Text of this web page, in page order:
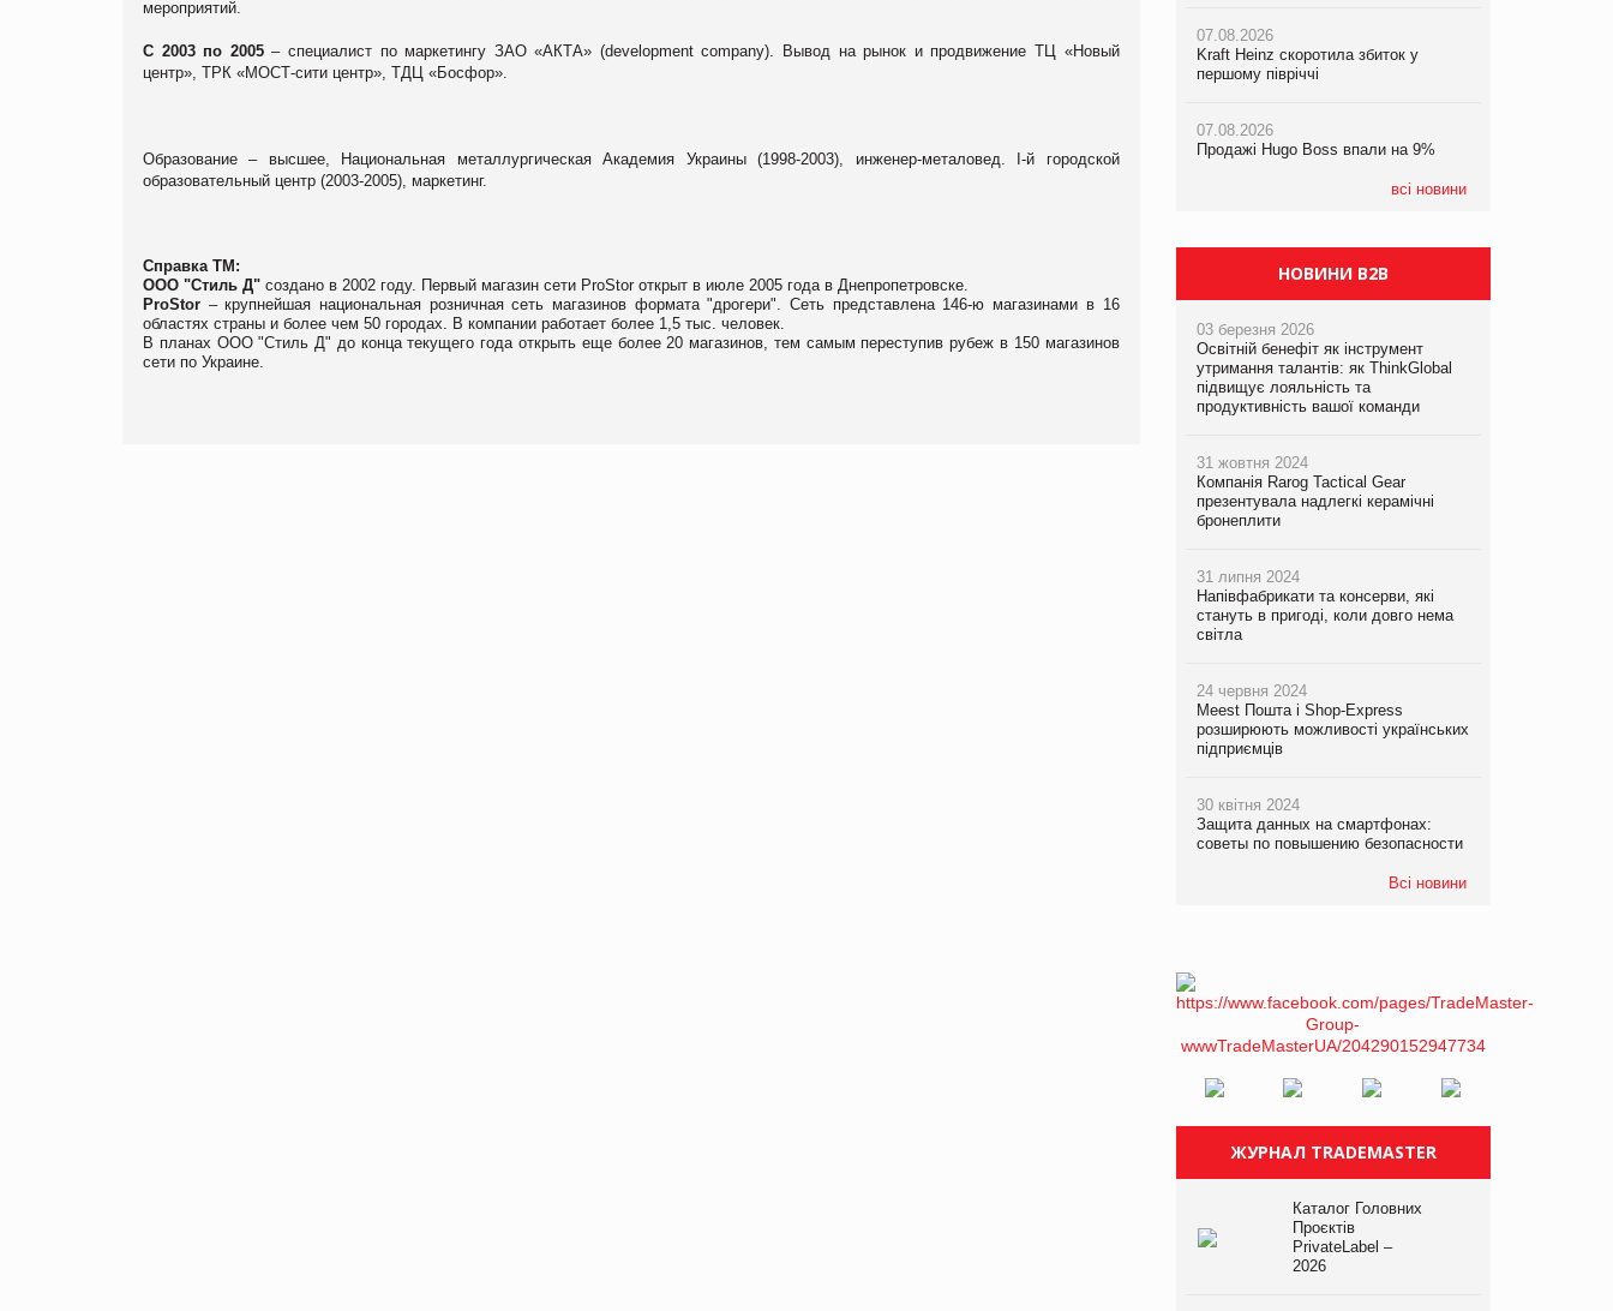
мероприятий.
С 2003 по 2005– специалист по маркетингу ЗАО «АКТА» (development company). Вывод на рынок и продвижение ТЦ «Новый
центр», ТРК «МОСТ-сити центр», ТДЦ «Босфор».
Образование – высшее, Национальная металлургическая Академия Украины (1998-2003), инженер-металовед. І-й городской
образовательный центр (2003-2005), маркетинг.
Справка ТМ:
ООО "Стиль Д" создано в 2002 году. Первый магазин сети ProStor открыт в июле 2005 года в Днепропетровске.
ProStor – крупнейшая национальная розничная сеть магазинов формата "дрогери". Сеть представлена 146-ю магазинами в 16
областях страны и более чем 50 городах. В компании работает более 1,5 тыс. человек.
В планах ООО "Стиль Д" до конца текущего года открыть еще более 20 магазинов, тем самым переступив рубеж в 150 магазинов
сети по Украине.
07.08.2026
Kraft Heinz скоротила збиток у
першому півріччі
07.08.2026
Продажі Hugo Boss впали на 9%
всі новини
06.08.2026
Смачна новинка для хвостатих: у
VARUS з’явилися паучі Varto Paw
05.08.2026
мережу магазинів формату
06.08.2026
Аргентина повертається з
НОВИНИ B2B
03 березня 2026
Освітній бенефіт як інструмент
утримання талантів: як ThinkGlobal
підвищує лояльність та
продуктивність вашої команди
31 жовтня 2024
Компанія Rarog Tactical Gear
презентувала надлегкі керамічні
бронеплити
31 липня 2024
Напівфабрикати та консерви, які
стануть в пригоді, коли довго нема
світла
24 червня 2024
Meest Пошта і Shop-Express
розширюють можливості українських
підприємців
30 квітня 2024
Защита данных на смартфонах:
советы по повышению безопасности
Всі новини
ЖУРНАЛ TRADEMASTER
Каталог Головних
Проєктів
PrivateLabel –
2026